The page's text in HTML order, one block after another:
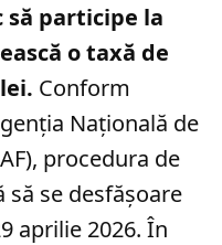
să participe la
o taxă de
Conform
Națională de
procedura de
se desfășoare
aprilie 2026. În